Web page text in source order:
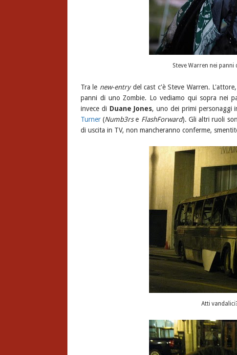
Steve Warren nei
Tra le new-entrydel cast c'è Steve Warren.
panni di uno Zombie. Lo vediamo qui sopra nei
invece di Duane Jones, uno dei primi personaggi
Turner(Numb3rse FlashForward). Gli altri ruoli
di uscita in TV, non mancheranno conferme,
Atti